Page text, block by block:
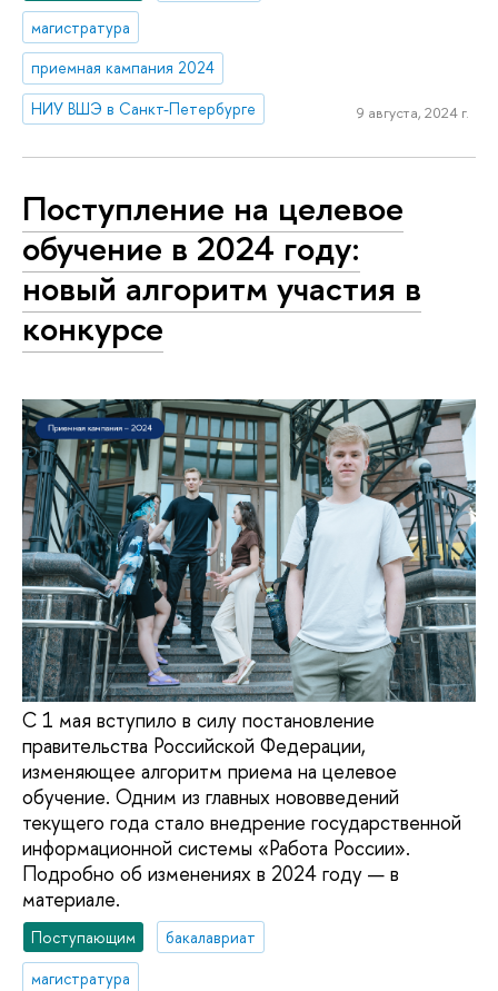
магистратура
приемная кампания 2024
НИУ ВШЭ в Санкт-Петербурге
9 августа, 2024 г.
Поступление на целевое
обучение в 2024 году:
новый алгоритм участия в
конкурсе
С 1 мая вступило в силу постановление
правительства Российской Федерации,
изменяющее алгоритм приема на целевое
обучение. Одним из главных нововведений
текущего года стало внедрение государственной
информационной системы «Работа России».
Подробно об изменениях в 2024 году — в
материале.
Поступающим
бакалавриат
магистратура